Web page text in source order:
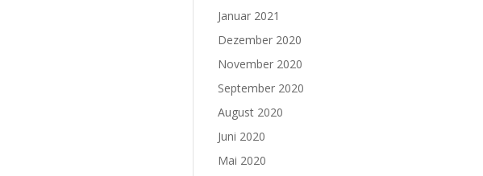
Januar 2021
Dezember 2020
November 2020
September 2020
August 2020
Juni 2020
Mai 2020